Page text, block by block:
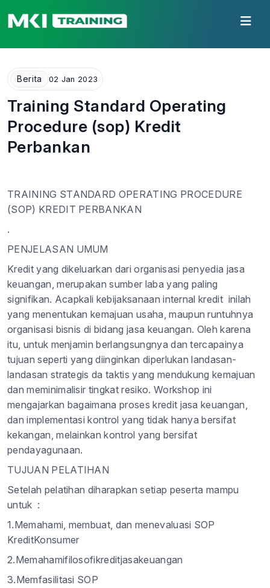
Berita 02 Jan 2023
Training Standard Operating
Procedure (sop) Kredit
Perbankan
TRAINING STANDARD OPERATING PROCEDURE
(SOP) KREDIT PERBANKAN
.
PENJELASAN UMUM
Kredit yang dikeluarkan dari organisasi penyedia jasa
keuangan, merupakan sumber laba yang paling
signifikan. Acapkali kebijaksanaan internal kredit inilah
yang menentukan kemajuan usaha, maupun runtuhnya
organisasi bisnis di bidang jasa keuangan. Oleh karena
itu, untuk menjamin berlangsungnya dan tercapainya
tujuan seperti yang diinginkan diperlukan landasan-
landasan strategis da taktis yang mendukung kemajuan
dan meminimalisir tingkat resiko. Workshop ini
mengajarkan bagaimana proses kredit jasa keuangan,
dan implementasi kontrol yang tidak hanya bersifat
kekangan, melainkan kontrol yang bersifat
pendayagunaan.
TUJUAN PELATIHAN
Setelah pelatihan diharapkan setiap peserta mampu
untuk :
1.Memahami, membuat, dan menevaluasi SOP
KreditKonsumer
2.Memahamifilosofikreditjasakeuangan
3.Memfasilitasi SOP